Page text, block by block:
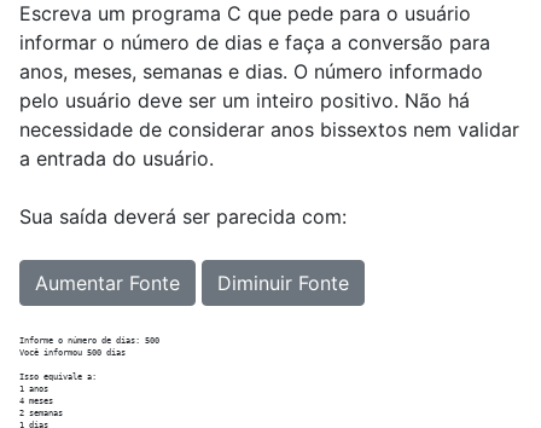
Escreva um programa C que pede para o usuário
informar o número de dias e faça a conversão para
anos, meses, semanas e dias. O número informado
pelo usuário deve ser um inteiro positivo. Não há
necessidade de considerar anos bissextos nem validar
a entrada do usuário.
Sua saída deverá ser parecida com:
Aumentar Fonte Diminuir Fonte
Informe o número de dias: 500
Você informou 500 dias
Isso equivale a:
1 anos
4 meses
2 semanas